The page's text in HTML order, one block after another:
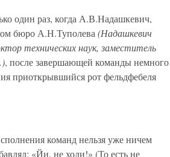
один раз, когда А.В.Надашкевич,
бюро А.Н.Туполева (Надашкевич
технических наук, заместитель
, после завершающей команды немного
приоткрывшийся рот фельдфебеля
команд нельзя уже ничем
«Йи, не ходи!» (То есть не